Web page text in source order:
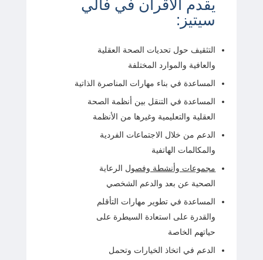
يقدم الأقران في فالي
سيتيز:
التثقيف حول تحديات الصحة العقلية
والعافية والموارد المختلفة
المساعدة في بناء مهارات المناصرة الذاتية
المساعدة في التنقل بين أنظمة الصحة
العقلية والتعليمية وغيرها من الأنظمة
الدعم من خلال الاجتماعات الفردية
والمكالمات الهاتفية
مجموعات وأنشطة وفصول الرعاية
الصحية عن بعد والدعم الشخصي
المساعدة في تطوير مهارات التأقلم
والقدرة على استعادة السيطرة على
حياتهم الخاصة
الدعم في اتخاذ الخيارات وتحمل